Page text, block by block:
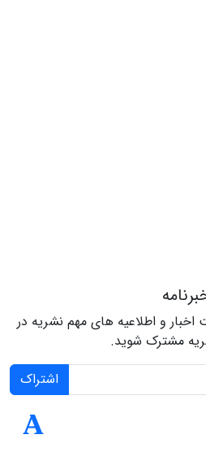
اخبار و اطلاعیه های مهم نشریه در
مشترک شوید.
اشتراک